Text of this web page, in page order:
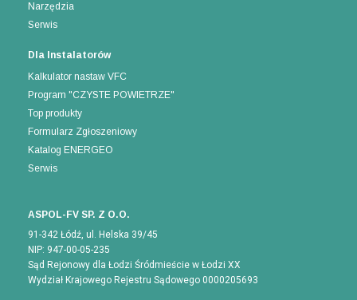
Narzędzia
Serwis
Dla Instalatorów
Kalkulator nastaw VFC
Program "CZYSTE POWIETRZE"
Top produkty
Formularz Zgłoszeniowy
Katalog ENERGEO
Serwis
ASPOL-FV SP. Z O.O.
91-342 Łódź, ul. Helska 39/45
NIP: 947-00-05-235
Sąd Rejonowy dla Łodzi Śródmieście w Łodzi XX
Wydział Krajowego Rejestru Sądowego 0000205693